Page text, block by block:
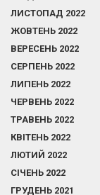
ЛИСТОПАД 2022
ЖОВТЕНЬ 2022
ВЕРЕСЕНЬ 2022
СЕРПЕНЬ 2022
ЛИПЕНЬ 2022
ЧЕРВЕНЬ 2022
ТРАВЕНЬ 2022
КВІТЕНЬ 2022
ЛЮТИЙ 2022
СІЧЕНЬ 2022
ГРУДЕНЬ 2021